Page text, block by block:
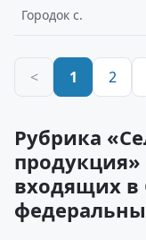
Городок с.
< 1 2
Рубрика
продукция»
входящих в